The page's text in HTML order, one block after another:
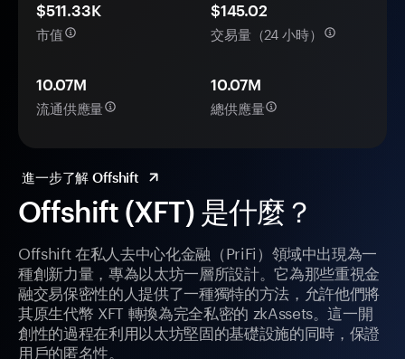
Offshift (XFT) 是什麼？
Offshift 在私人去中心化金融（PriFi）領域中出現為一
種創新力量，專為以太坊一層所設計。它為那些重視金
融交易保密性的人提供了一種獨特的方法，允許他們將
其原生代幣 XFT 轉換為完全私密的 zkAssets。這一開
創性的過程在利用以太坊堅固的基礎設施的同時，保證
用戶的匿名性。
$511.33K
市值
$145.02
交易量（24 小時）
10.07M
流通供應量
10.07M
總供應量
進一步了解 Offshift